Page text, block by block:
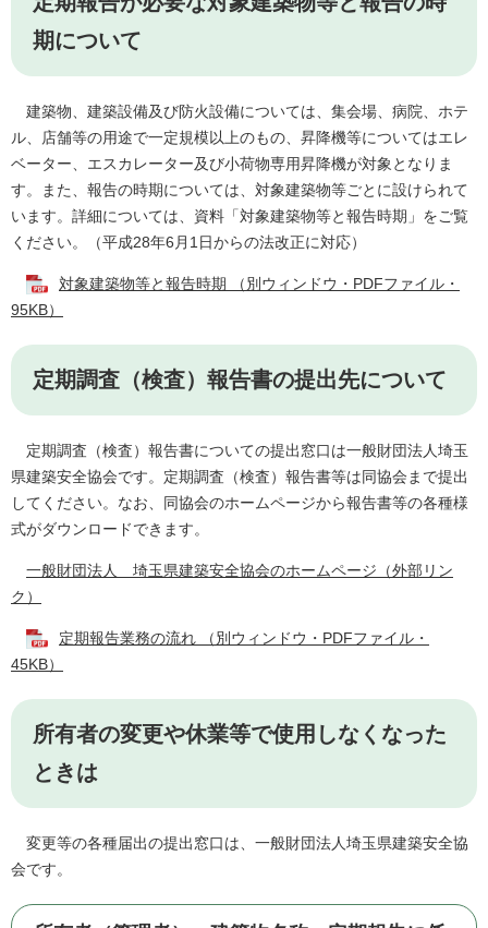
期について
建築物、建築設備及び防火設備については、集会場、病院、ホテ
ル、店舗等の用途で一定規模以上のもの、昇降機等についてはエレ
ベーター、エスカレーター及び小荷物専用昇降機が対象となりま
す。また、報告の時期については、対象建築物等ごとに設けられて
います。詳細については、資料「対象建築物等と報告時期」をご覧
ください。（平成28年6月1日からの法改正に対応）
対象建築物等と報告時期 （別ウィンドウ・PDFファイル・
95KB）
定期調査（検査）報告書の提出先について
定期調査（検査）報告書についての提出窓口は一般財団法人埼玉
県建築安全協会です。定期調査（検査）報告書等は同協会まで提出
してください。なお、同協会のホームページから報告書等の各種様
式がダウンロードできます。
一般財団法人 埼玉県建築安全協会のホームページ（外部リン
ク）
定期報告業務の流れ （別ウィンドウ・PDFファイル・
45KB）
所有者の変更や休業等で使用しなくなった
ときは
変更等の各種届出の提出窓口は、一般財団法人埼玉県建築安全協
会です。